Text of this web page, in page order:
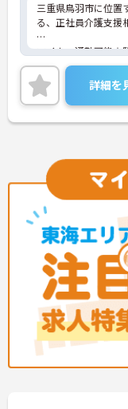
三重県鳥羽市に位置
る、正社員介護支援
マイカー通勤可能☆
すい立地での就業に
ご興味ある方には、
詳細をお話しいたし
い。
詳細を